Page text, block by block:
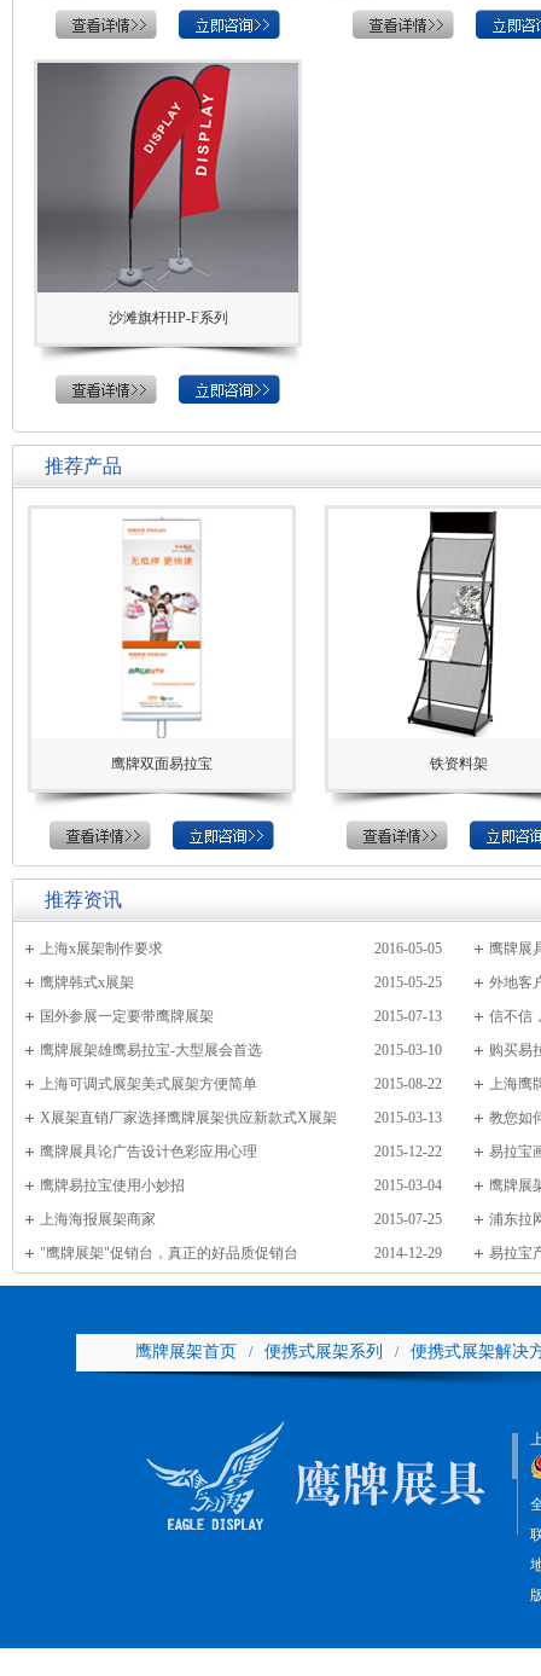
沙滩旗杆HP-F系列
推荐产品
鹰牌双面易拉宝 铁资料架
推荐资讯
2016-05-05
上海x展架制作要求
鹰牌展
2015-05-25
鹰牌韩式x展架
外地客
的配件！
2015-07-13
国外参展一定要带鹰牌展架
信不信
2015-03-10
鹰牌展架雄鹰易拉宝-大型展会首选
购买易
2015-08-22
上海可调式展架美式展架方便简单
上海鹰
2015-03-13
X展架直销厂家选择鹰牌展架供应新款式X展架
教您如
2015-12-22
鹰牌展具论广告设计色彩应用心理
易拉宝
2015-03-04
鹰牌易拉宝使用小妙招
鹰牌展
2015-07-25
上海海报展架商家
浦东拉
2014-12-29
"鹰牌展架"促销台，真正的好品质促销台 易拉宝
鹰牌展架首页 / 便携式展架系列 /
便携式展架解决